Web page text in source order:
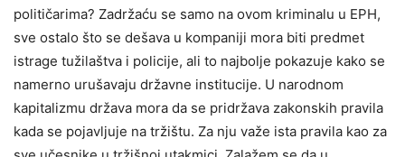
političarima? Zadržaću se samo na ovom kriminalu u EPH,
sve ostalo što se dešava u kompaniji mora biti predmet
istrage tužilaštva i policije, ali to najbolje pokazuje kako se
namerno urušavaju državne institucije. U narodnom
kapitalizmu država mora da se pridržava zakonskih pravila
kada se pojavljuje na tržištu. Za nju važe ista pravila kao za